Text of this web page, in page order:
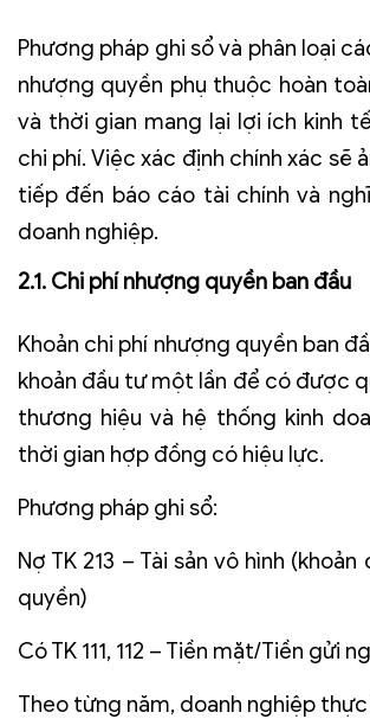
Phương pháp ghi sổ và phân loại
nhượng quyền phụ thuộc hoàn
và thời gian mang lại lợi ích kinh
chi phí. Việc xác định chính xác sẽ
tiếp đến báo cáo tài chính và
doanh nghiệp.
2.1. Chi phí nhượng quyền ban đầu
Khoản chi phí nhượng quyền ban
khoản đầu tư một lần để có được
thương hiệu và hệ thống kinh
thời gian hợp đồng có hiệu lực.
Phương pháp ghi sổ:
Nợ TK 213 – Tài sản vô hình
quyền)
Có TK 111, 112 – Tiền mặt/Tiền gửi
Theo từng năm, doanh nghiệp